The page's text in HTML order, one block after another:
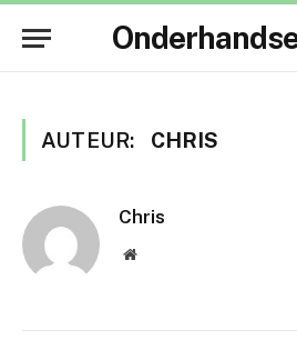
AUTEUR: CHRIS
Chris
Website